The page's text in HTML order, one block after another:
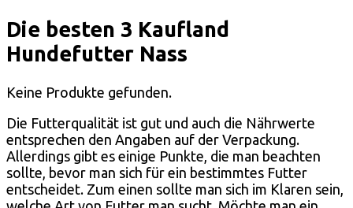
Die besten 3 Kaufland
Hundefutter Nass
Keine Produkte gefunden.
Die Futterqualität ist gut und auch die Nährwerte
entsprechen den Angaben auf der Verpackung.
Allerdings gibt es einige Punkte, die man beachten
sollte, bevor man sich für ein bestimmtes Futter
entscheidet. Zum einen sollte man sich im Klaren sein,